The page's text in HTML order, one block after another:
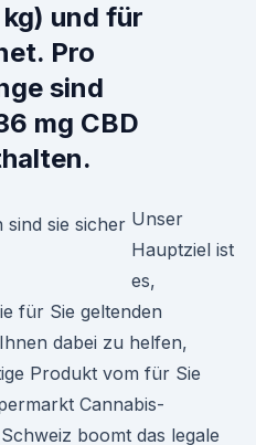
und für
Pro
sind
mg CBD
Unser
Hauptziel ist
es,
für Sie geltenden
dabei zu helfen,
Produkt vom für Sie
Cannabis-
boomt das legale